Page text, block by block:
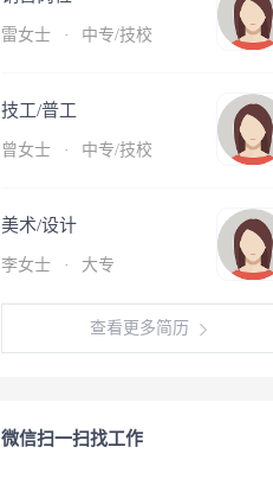
雷女士 · 中专/技校
技工/普工
曾女士 · 中专/技校
美术/设计
李女士 · 大专
查看更多简历
微信扫一扫找工作